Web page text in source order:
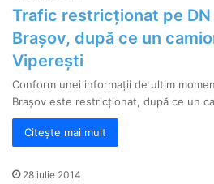
Trafic restricționat pe DN
Brașov, după ce un
Viperești
Conform unei informații de ultim
Brașov este restricționat, după ce un
Citește mai mult
28 iulie 2014